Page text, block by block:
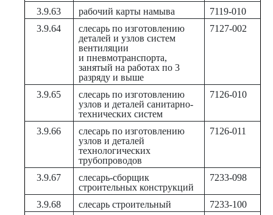
3.9.63 рабочий карты намыва
7119-010
3.9.64
слесарь по изготовлению
деталей и узлов систем
вентиляции
и пневмотранспорта,
занятый на работах по 3
разряду и выше
7127-002
3.9.65
слесарь по изготовлению
узлов и деталей санитарно-
технических систем
7126-010
3.9.66
слесарь по изготовлению
узлов и деталей
технологических
трубопроводов
7126-011
3.9.67
слесарь-сборщик
строительных конструкций
7233-098
3.9.68 слесарь строительный
7233-100